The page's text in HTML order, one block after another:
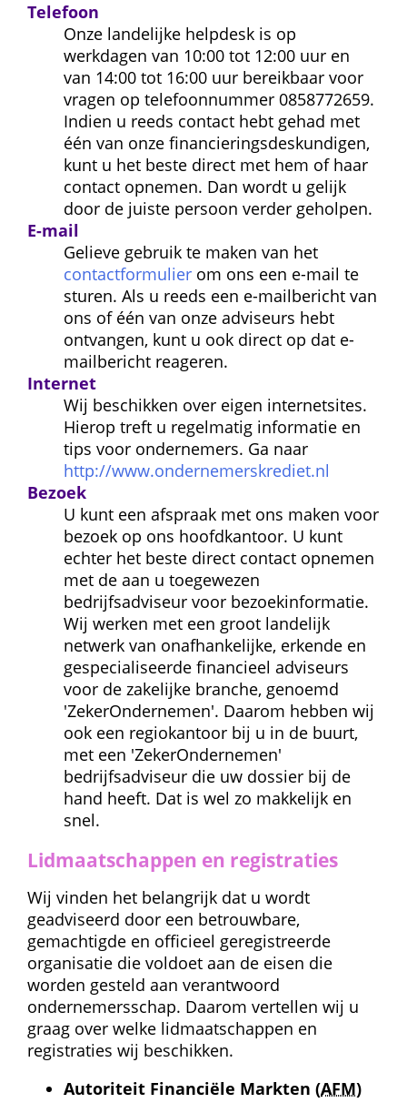
Telefoon
Onze landelijke helpdesk is op
werkdagen van 10:00 tot 12:00 uur en
van 14:00 tot 16:00 uur bereikbaar voor
vragen op telefoonnummer 0858772659.
Indien u reeds contact hebt gehad met
één van onze financierings­deskundigen,
kunt u het beste direct met hem of haar
contact opnemen. Dan wordt u gelijk
door de juiste persoon verder geholpen.
E-mail
Gelieve gebruik te maken van het
contactformulier om ons een e-mail te
sturen. Als u reeds een e-mailbericht van
ons of één van onze adviseurs hebt
ontvangen, kunt u ook direct op dat e-
mailbericht reageren.
Internet
Wij beschikken over eigen internetsites.
Hierop treft u regelmatig informatie en
tips voor ondernemers. Ga naar
http://www.ondernemerskrediet.nl
Bezoek
U kunt een afspraak met ons maken voor
bezoek op ons hoofdkantoor. U kunt
echter het beste direct contact opnemen
met de aan u toegewezen
bedrijfsadviseur voor bezoekinformatie.
Wij werken met een groot landelijk
netwerk van onafhankelijke, erkende en
gespecialiseerde financieel adviseurs
voor de zakelijke branche, genoemd
'ZekerOndernemen'. Daarom hebben wij
ook een regiokantoor bij u in de buurt,
met een 'ZekerOndernemen'
bedrijfsadviseur die uw dossier bij de
hand heeft. Dat is wel zo makkelijk en
snel.
Lidmaatschappen en registraties
Wij vinden het belangrijk dat u wordt
geadviseerd door een betrouwbare,
gemachtigde en officieel geregistreerde
organisatie die voldoet aan de eisen die
worden gesteld aan verantwoord
ondernemersschap. Daarom vertellen wij u
graag over welke lidmaatschappen en
registraties wij beschikken.
Autoriteit Financiële Markten (AFM)